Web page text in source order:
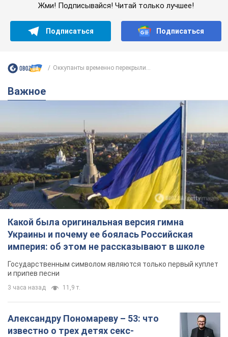
Жми! Подписывайся! Читай только лучшее!
Подписаться Подписаться
Оккупанты временно перекрыли...
Важное
Какой была оригинальная версия гимна
Украины и почему ее боялась Российская
империя: об этом не рассказывают в школе
Государственным символом являются только первый куплет
и припев песни
3 часа назад 11,9 т.
Александру Пономареву – 53: что
известно о трех детях секс-